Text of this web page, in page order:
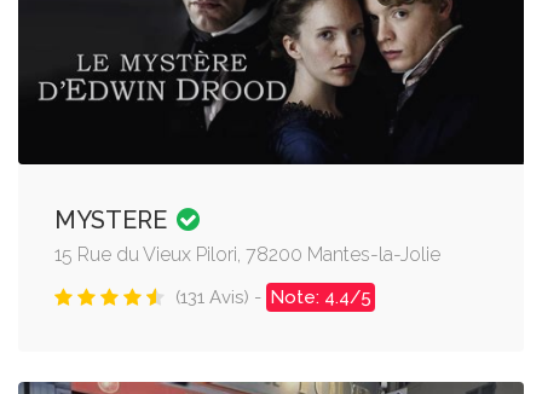
MYSTERE
15 Rue du Vieux Pilori, 78200 Mantes-la-Jolie
(131 Avis) - Note: 4.4/5